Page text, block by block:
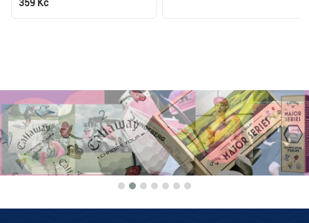
359 Kč